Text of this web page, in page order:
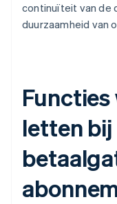
continuïteit van de
duurzaamheid van
Functies
letten bij